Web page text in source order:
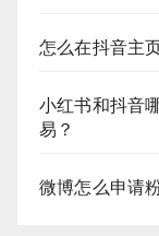
怎么在抖音主
小红书和抖音
易？
微博怎么申请